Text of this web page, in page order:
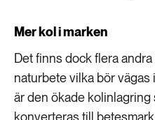
Mer kol i marken
Det finns dock flera
naturbete vilka bör
är den ökade
konverteras till